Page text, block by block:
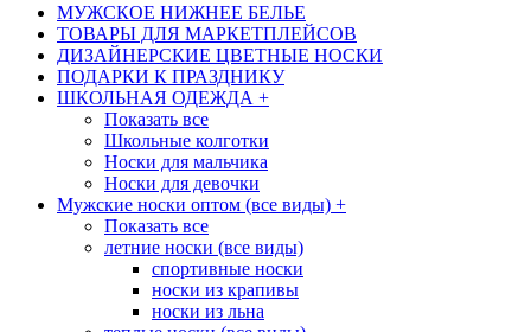
МУЖСКОЕ НИЖНЕЕ БЕЛЬЕ
ТОВАРЫ ДЛЯ МАРКЕТПЛЕЙСОВ
ДИЗАЙНЕРСКИЕ ЦВЕТНЫЕ НОСКИ
ПОДАРКИ К ПРАЗДНИКУ
ШКОЛЬНАЯ ОДЕЖДА +
Показать все
Школьные колготки
Носки для мальчика
Носки для девочки
Мужские носки оптом (все виды) +
Показать все
летние носки (все виды)
спортивные носки
носки из крапивы
носки из льна